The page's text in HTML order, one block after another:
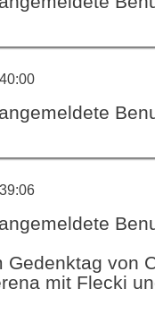
von
mit Flecki